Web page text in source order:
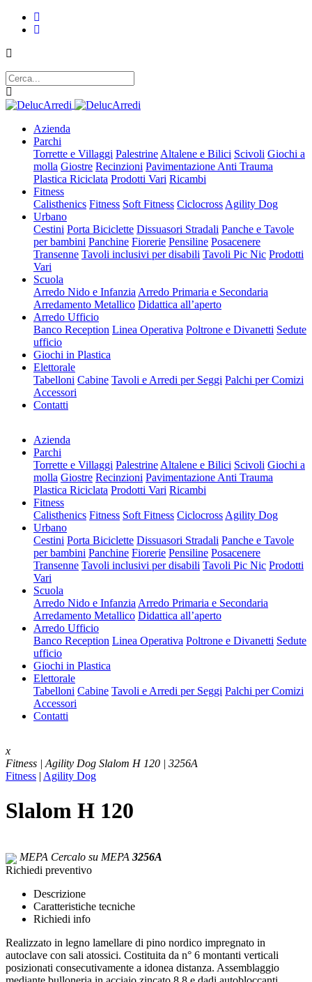
Azienda
Parchi
Torrette e Villaggi Palestrine Altalene e Bilici Scivoli Giochi a
molla Giostre Recinzioni Pavimentazione Anti Trauma
Plastica Riciclata Prodotti Vari Ricambi
Fitness
Calisthenics Fitness Soft Fitness Ciclocross Agility Dog
Urbano
Cestini Porta Biciclette Dissuasori Stradali Panche e Tavole
per bambini Panchine Fiorerie Pensiline Posacenere
Transenne Tavoli inclusivi per disabili Tavoli Pic Nic Prodotti
Vari
Scuola
Arredo Nido e Infanzia Arredo Primaria e Secondaria
Arredamento Metallico Didattica all’aperto
Arredo Ufficio
Banco Reception Linea Operativa Poltrone e Divanetti Sedute
ufficio
Giochi in Plastica
Elettorale
Tabelloni Cabine Tavoli e Arredi per Seggi Palchi per Comizi
Accessori
Contatti
Azienda
Parchi
Torrette e Villaggi Palestrine Altalene e Bilici Scivoli Giochi a
molla Giostre Recinzioni Pavimentazione Anti Trauma
Plastica Riciclata Prodotti Vari Ricambi
Fitness
Calisthenics Fitness Soft Fitness Ciclocross Agility Dog
Urbano
Cestini Porta Biciclette Dissuasori Stradali Panche e Tavole
per bambini Panchine Fiorerie Pensiline Posacenere
Transenne Tavoli inclusivi per disabili Tavoli Pic Nic Prodotti
Vari
Scuola
Arredo Nido e Infanzia Arredo Primaria e Secondaria
Arredamento Metallico Didattica all’aperto
Arredo Ufficio
Banco Reception Linea Operativa Poltrone e Divanetti Sedute
ufficio
Giochi in Plastica
Elettorale
Tabelloni Cabine Tavoli e Arredi per Seggi Palchi per Comizi
Accessori
Contatti
x
Fitness | Agility Dog Slalom H 120 | 3256A
Fitness | Agility Dog
Slalom H 120
MEPA Cercalo su MEPA 3256A
Richiedi preventivo
Descrizione
Caratteristiche tecniche
Richiedi info
Realizzato in legno lamellare di pino nordico impregnato in
autoclave con sali atossici. Costituita da n° 6 montanti verticali
posizionati consecutivamente a idonea distanza. Assemblaggio